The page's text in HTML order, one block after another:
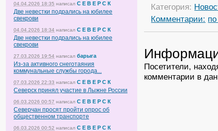
04.04.2026 18:35 написал С Е В Е Р С К
Две невестки подрались на юбилее
свекрови
04.04.2026 18:34 написал С Е В Е Р С К
Две невестки подрались на юбилее
свекрови
27.03.2026 19:54 написал барыга
Из-за активного снеготаяния
коммунальные службы города...
07.03.2026 22:33 написал С Е В Е Р С К
Северск принял участие в Лыжне России
06.03.2026 00:57 написал С Е В Е Р С К
Северчан просят пройти опрос об
общественном транспорте
06.03.2026 00:52 написал С Е В Е Р С К
Категория:
Комментарии:
Посетители,
комментарии в